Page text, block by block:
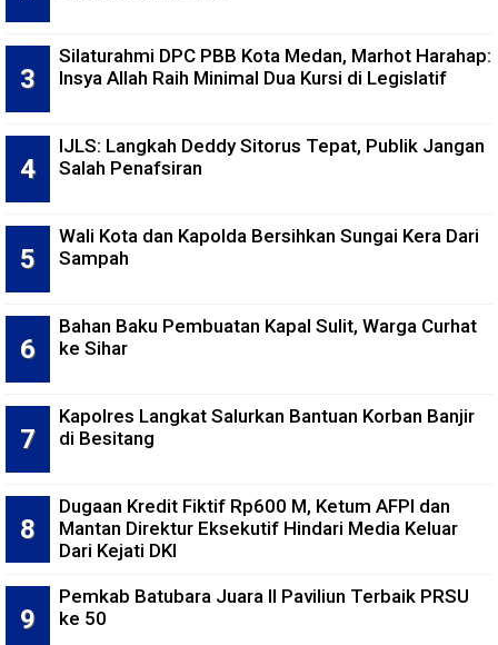
Silaturahmi DPC PBB Kota Medan, Marhot Harahap:
Insya Allah Raih Minimal Dua Kursi di Legislatif
IJLS: Langkah Deddy Sitorus Tepat, Publik Jangan
Salah Penafsiran
Wali Kota dan Kapolda Bersihkan Sungai Kera Dari
Sampah
Bahan Baku Pembuatan Kapal Sulit, Warga Curhat
ke Sihar
Kapolres Langkat Salurkan Bantuan Korban Banjir
di Besitang
Dugaan Kredit Fiktif Rp600 M, Ketum AFPI dan
Mantan Direktur Eksekutif Hindari Media Keluar
Dari Kejati DKI
Pemkab Batubara Juara II Paviliun Terbaik PRSU
ke 50